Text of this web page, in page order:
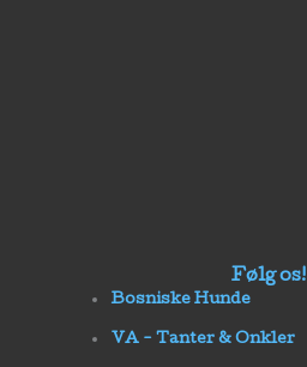
Følg os!
Bosniske Hunde
VA - Tanter & Onkler